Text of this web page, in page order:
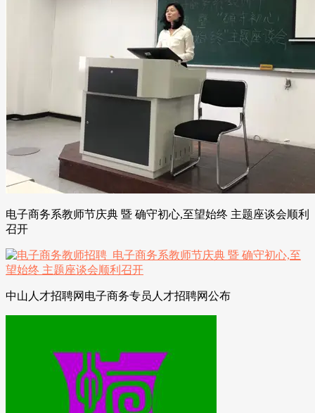
电子商务系教师节庆典 暨 确守初心,至望始终 主题座谈会顺利
召开
中山人才招聘网电子商务专员人才招聘网公布